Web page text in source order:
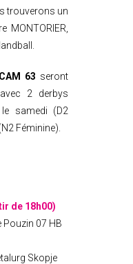
trouverons un
MONTORIER,
63 seront
2 derbys
samedi (D2
Féminine).
de 18h00)
Pouzin 07 HB
Skopje